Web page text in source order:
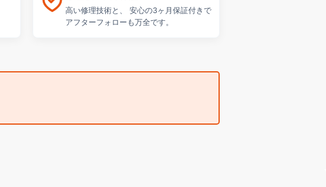
高い修理技術と、 安心の3ヶ月保証付きで
アフターフォローも万全です。